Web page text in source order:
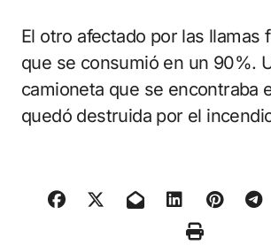
El otro afectado por las llamas
que se consumió en un 90%.
camioneta que se encontraba
quedó destruida por el